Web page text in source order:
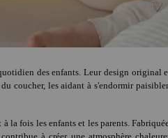
des enfants. Leur design original
coucher, les aidant à s'endormir
la fois les enfants et les parents.